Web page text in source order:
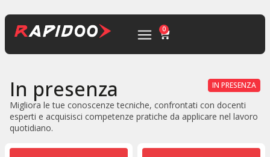
0
IN PRESENZA
In presenza
Migliora le tue conoscenze tecniche, confrontati con docenti
esperti e acquisisci competenze pratiche da applicare nel lavoro
quotidiano.